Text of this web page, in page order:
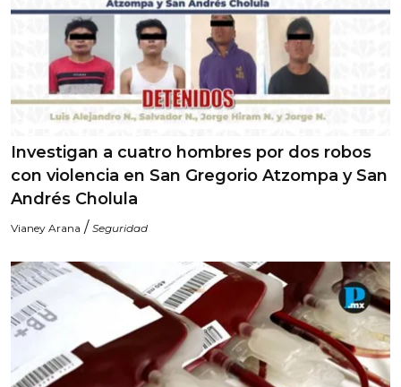
Investigan a cuatro hombres por dos robos
con violencia en San Gregorio Atzompa y San
Andrés Cholula
Vianey Arana / Seguridad